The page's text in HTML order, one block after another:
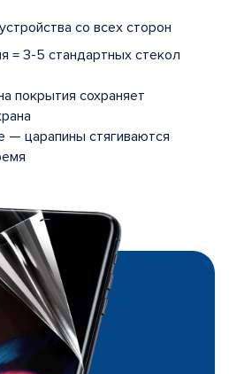
со всех сторон
= 3-5 стандартных стекол
покрытия сохраняет
— царапины стягиваются